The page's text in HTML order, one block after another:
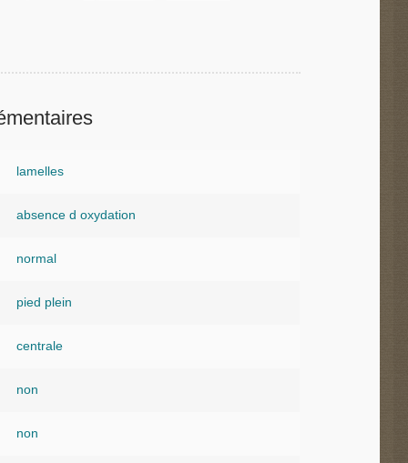
lamelles
absence d oxydation
normal
pied plein
centrale
non
non